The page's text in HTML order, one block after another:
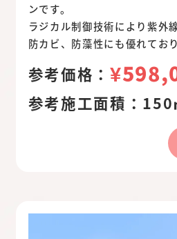
ンです。
ラジカル制御技術により紫外
防カビ、防藻性にも優れてお
参考価格：
参考施工面積： 150